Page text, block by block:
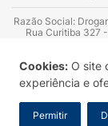
Cookies: O site
experiência e
Permitir
Razão Social:
Rua Curitiba 327
Azevedo Guimarães
Consultor
Sanitário: